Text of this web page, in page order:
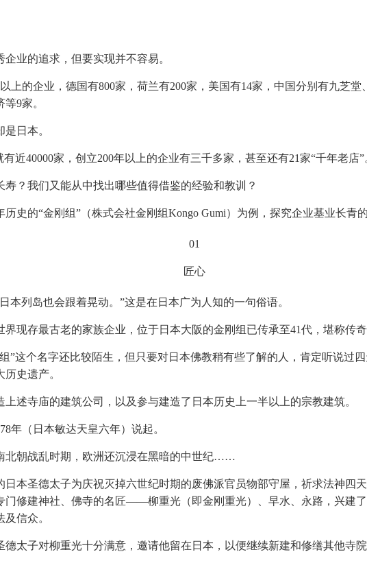
业的追求，但要实现并不容易。
上的企业，德国有800家，荷兰有200家，美国有14家，中国分别有九芝
9家。
日本。
有近40000家，创立200年以上的企业有三千多家，甚至还有21家“千年老店”
寿？我们又能从中找出哪些值得借鉴的经验和教训？
历史的“金刚组”（株式会社金刚组Kongo Gumi）为例，探究企业基业长青的
01
匠心
本列岛也会跟着晃动。”这是在日本广为人知的一句俗语。
界现存最古老的家族企业，位于日本大阪的金刚组已传承至41代，堪称传奇
”这个名字还比较陌生，但只要对日本佛教稍有些了解的人，肯定听说过
史遗产。
上述寺庙的建筑公司，以及参与建造了日本历史上一半以上的宗教建筑。
年（日本敏达天皇六年）说起。
北朝战乱时期，欧洲还沉浸在黑暗的中世纪……
日本圣德太子为庆祝灭掉六世纪时期的废佛派官员物部守屋，祈求法神四
门修建神社、佛寺的名匠——柳重光（即金刚重光）、早水、永路，兴建
信众。
德太子对柳重光十分满意，邀请他留在日本，以便继续新建和修缮其他寺院